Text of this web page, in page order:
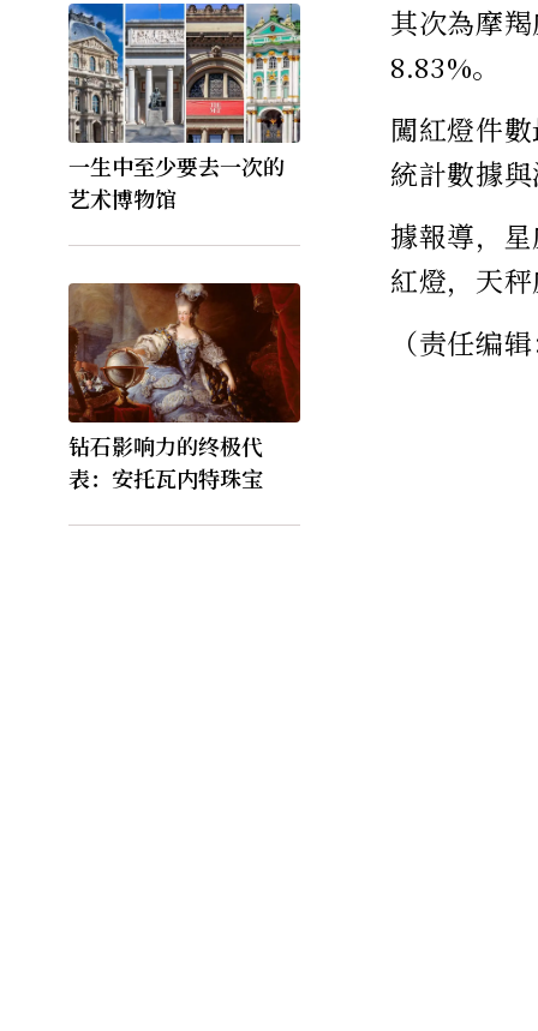
一生中至少要去一次的
艺术博物馆
钻石影响力的终极代
表：安托瓦内特珠宝
其次為摩
8.83%。
闖紅燈件
統計數據
據報導，
紅燈，天
（责任编